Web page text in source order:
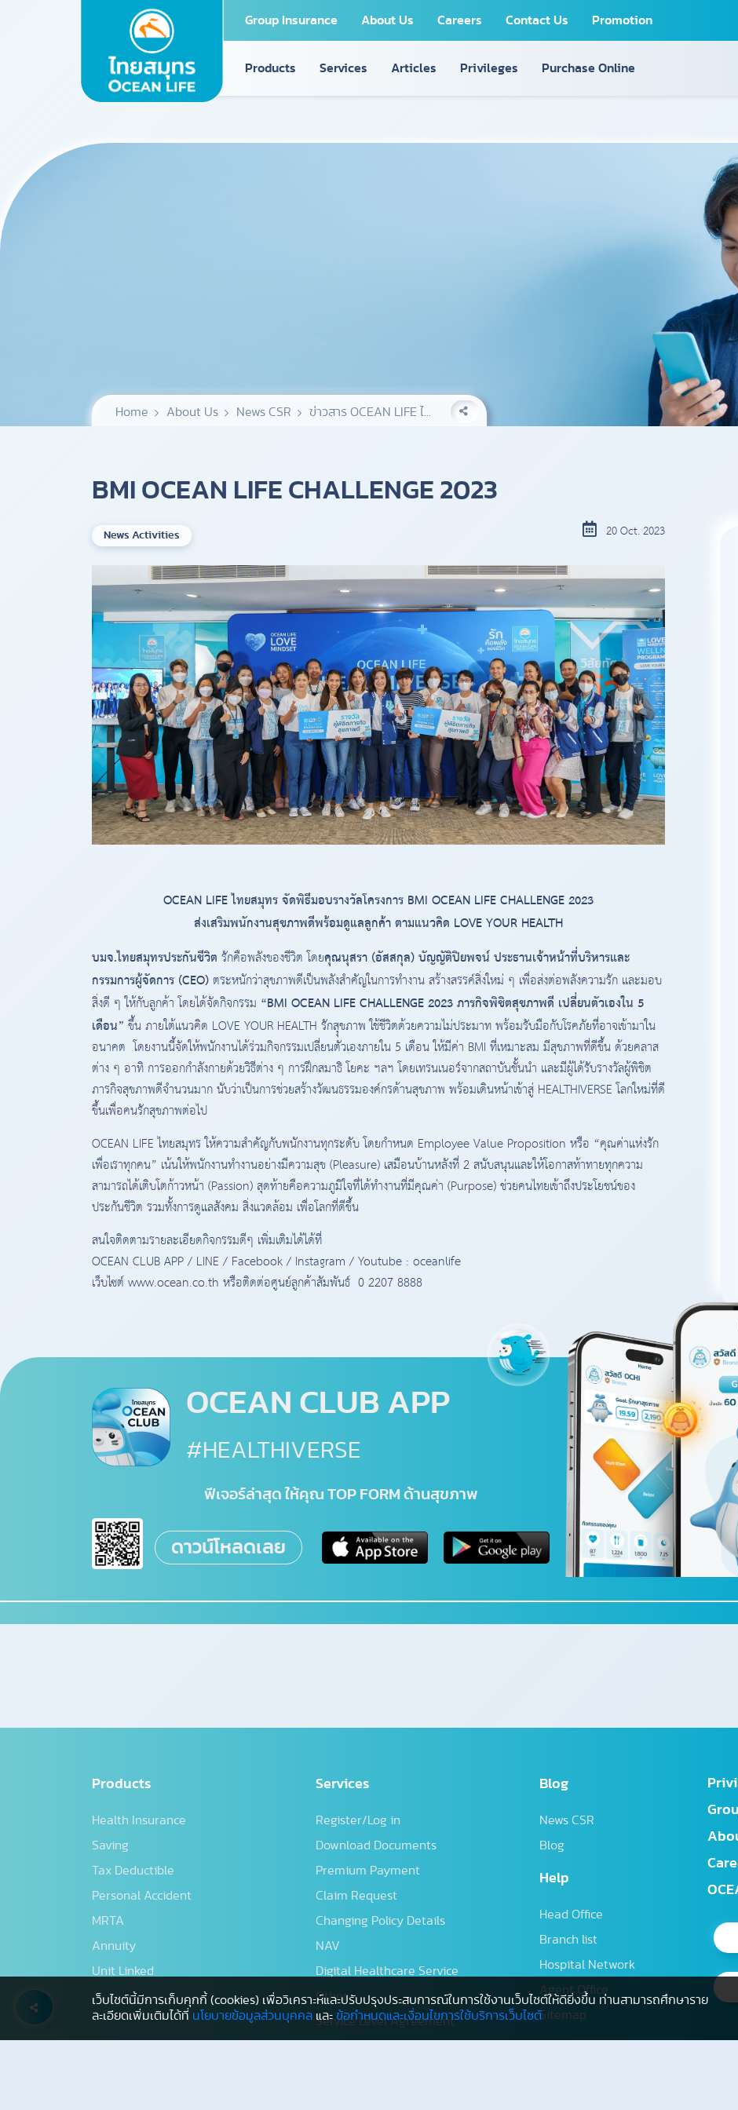
Group Insurance About Us Careers Contact Us Promotion
Products Services Articles Privileges Purchase Online
Home About Us News CSR ข่าวสาร OCEAN LIFE ไ...
BMI OCEAN LIFE CHALLENGE 2023
News Activities 20 Oct. 2023
OCEAN LIFE ไทยสมุทร จัดพิธีมอบรางวัลโครงการ BMI OCEAN LIFE CHALLENGE 2023
ส่งเสริมพนักงานสุขภาพดีพร้อมดูแลลูกค้า ตามแนวคิด LOVE YOUR HEALTH
บมจ.ไทยสมุทรประกันชีวิต รักคือพลังของชีวิต โดยคุณนุสรา (อัสสกุล) บัญญัติปิยพจน์ ประธานเจ้าหน้าที่บริหารและ
กรรมการผู้จัดการ (CEO)ตระหนักว่าสุขภาพดีเป็นพลังสำคัญในการทำงาน สร้างสรรค์สิ่งใหม่ ๆ เพื่อส่งต่อพลังความรัก และมอบ
สิ่งดี ๆ ให้กับลูกค้า โดยได้จัดกิจกรรม “BMI OCEAN LIFE CHALLENGE 2023 ภารกิจพิชิตสุขภาพดี เปลี่ยนตัวเองใน 5
เดือน” ขึ้น ภายใต้แนวคิด LOVE YOUR HEALTH รักสุุขภาพ ใช้ชีวิตด้วยความไม่ประมาท พร้อมรับมือกับโรคภัยที่่อาจเข้ามาใน
อนาคต โดยงานนี้จัดให้พนักงานได้ร่วมกิจกรรมเปลี่ยนตัวเองภายใน 5 เดือน ให้มีค่า BMI ที่เหมาะสม มีสุขภาพที่ดีขึ้น ด้วยคลาส
ต่าง ๆ อาทิ การออกกำลังกายด้วยวิธีต่าง ๆ การฝึกสมาธิ โยคะ ฯลฯ โดยเทรนเนอร์จากสถาบันชั้นนำ และมีผู้ได้รับรางวัลผู้พิชิต
ภารกิจสุขภาพดีจำนวนมาก นับว่าเป็นการช่วยสร้างวัฒนธรรมองค์กรด้านสุขภาพ พร้อมเดินหน้าเข้าสู่ HEALTHIVERSE โลกใหม่ที่ดี
ขึ้นเพื่อคนรักสุขภาพต่อไป
OCEAN LIFE ไทยสมุทร ให้ความสำคัญกับพนักงานทุกระดับ โดยกำหนด Employee Value Proposition หรือ “คุณค่าแห่งรัก
เพื่อเราทุกคน” เน้นให้พนักงานทำงานอย่างมีความสุข (Pleasure) เสมือนบ้านหลังที่ 2 สนับสนุนและให้โอกาสท้าทายทุกความ
สามารถได้เติบโตก้าวหน้า (Passion) สุดท้ายคือความภูมิใจที่ได้ทำงานที่มีคุณค่า (Purpose) ช่วยคนไทยเข้าถึงประโยชน์ของ
ประกันชีวิต รวมทั้งการดูแลสังคม สิ่งแวดล้อม เพื่อโลกที่ดีขึ้น
สนใจติดตามรายละเอียดกิจกรรมดีๆ เพิ่มเติมได้ได้ที่
OCEAN CLUB APP / LINE / Facebook / Instagram / Youtube : oceanlife
เว็บไซต์ www.ocean.co.th หรือติดต่อศูนย์ลูกค้าสัมพันธ์ 0 2207 8888
OCEAN CLUB APP
#HEALTHIVERSE
ฟีเจอร์ล่าสุด ให้คุณ TOP FORM ด้านสุขภาพ
ดาวน์โหลดเลย
Products
Health Insurance
Saving
Tax Deductible
Personal Accident
MRTA
Annuity
Unit Linked
Services
Register/Log in
Download Documents
Premium Payment
Claim Request
Changing Policy Details
NAV
Digital Healthcare Service
Other
Service Level Agreement
Blog
News CSR
Blog
Help
Head Office
Branch list
Hospital Network
Agent Office
Sitemap
เว็บไซต์นี้มีการเก็บคุกกี้ (cookies) เพื่อวิเคราะห์และปรับปรุงประสบการณ์ในการใช้งานเว็บไซต์ให้ดียิ่งขึ้น ท่านสามารถศึกษาราย
ละเอียดเพิ่มเติมได้ที่ นโยบายข้อมูลส่วนบุคคล และ ข้อกำหนดและเงื่อนไขการใช้บริการเว็บไซต์